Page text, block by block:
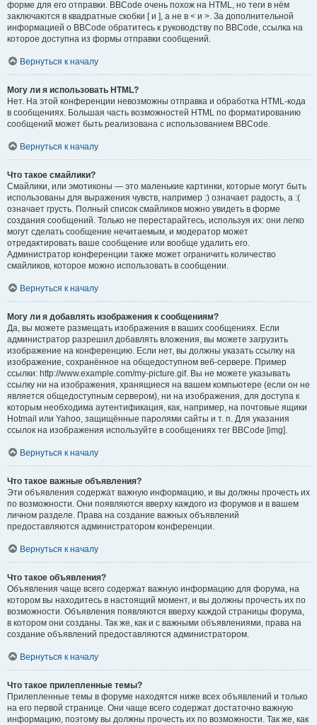
форме для его отправки. BBCode очень похож на HTML, но теги в нём
заключаются в квадратные скобки [ и ], а не в < и >. За дополнительной
информацией о BBCode обратитесь к руководству по BBCode, ссылка на
которое доступна из формы отправки сообщений.
Вернуться к началу
Могу ли я использовать HTML?
Нет. На этой конференции невозможны отправка и обработка HTML-кода
в сообщениях. Большая часть возможностей HTML по форматированию
сообщений может быть реализована с использованием BBCode.
Вернуться к началу
Что такое смайлики?
Смайлики, или эмотиконы — это маленькие картинки, которые могут быть
использованы для выражения чувств, например :) означает радость, а :(
означает грусть. Полный список смайликов можно увидеть в форме
создания сообщений. Только не перестарайтесь, используя их: они легко
могут сделать сообщение нечитаемым, и модератор может
отредактировать ваше сообщение или вообще удалить его.
Администратор конференции также может ограничить количество
смайликов, которое можно использовать в сообщении.
Вернуться к началу
Могу ли я добавлять изображения к сообщениям?
Да, вы можете размещать изображения в ваших сообщениях. Если
администратор разрешил добавлять вложения, вы можете загрузить
изображение на конференцию. Если нет, вы должны указать ссылку на
изображение, сохранённое на общедоступном веб-сервере. Пример
ссылки: http://www.example.com/my-picture.gif. Вы не можете указывать
ссылку ни на изображения, хранящиеся на вашем компьютере (если он не
является общедоступным сервером), ни на изображения, для доступа к
которым необходима аутентификация, как, например, на почтовые ящики
Hotmail или Yahoo, защищённые паролями сайты и т. п. Для указания
ссылок на изображения используйте в сообщениях тег BBCode [img].
Вернуться к началу
Что такое важные объявления?
Эти объявления содержат важную информацию, и вы должны прочесть их
по возможности. Они появляются вверху каждого из форумов и в вашем
личном разделе. Права на создание важных объявлений
предоставляются администратором конференции.
Вернуться к началу
Что такое объявления?
Объявления чаще всего содержат важную информацию для форума, на
котором вы находитесь в настоящий момент, и вы должны прочесть их по
возможности. Объявления появляются вверху каждой страницы форума,
в котором они созданы. Так же, как и с важными объявлениями, права на
создание объявлений предоставляются администратором.
Вернуться к началу
Что такое прилепленные темы?
Прилепленные темы в форуме находятся ниже всех объявлений и только
на его первой странице. Они чаще всего содержат достаточно важную
информацию, поэтому вы должны прочесть их по возможности. Так же, как